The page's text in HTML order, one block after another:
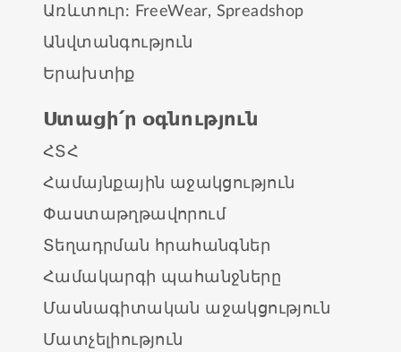
Առևտուր: FreeWear, Spreadshop
Անվտանգություն
Երախտիք
Ստացի՛ր օգնություն
ՀՏՀ
Համայնքային աջակցություն
Փաստաթղթավորում
Տեղադրման հրահանգներ
Համակարգի պահանջները
Մասնագիտական աջակցություն
Մատչելիություն